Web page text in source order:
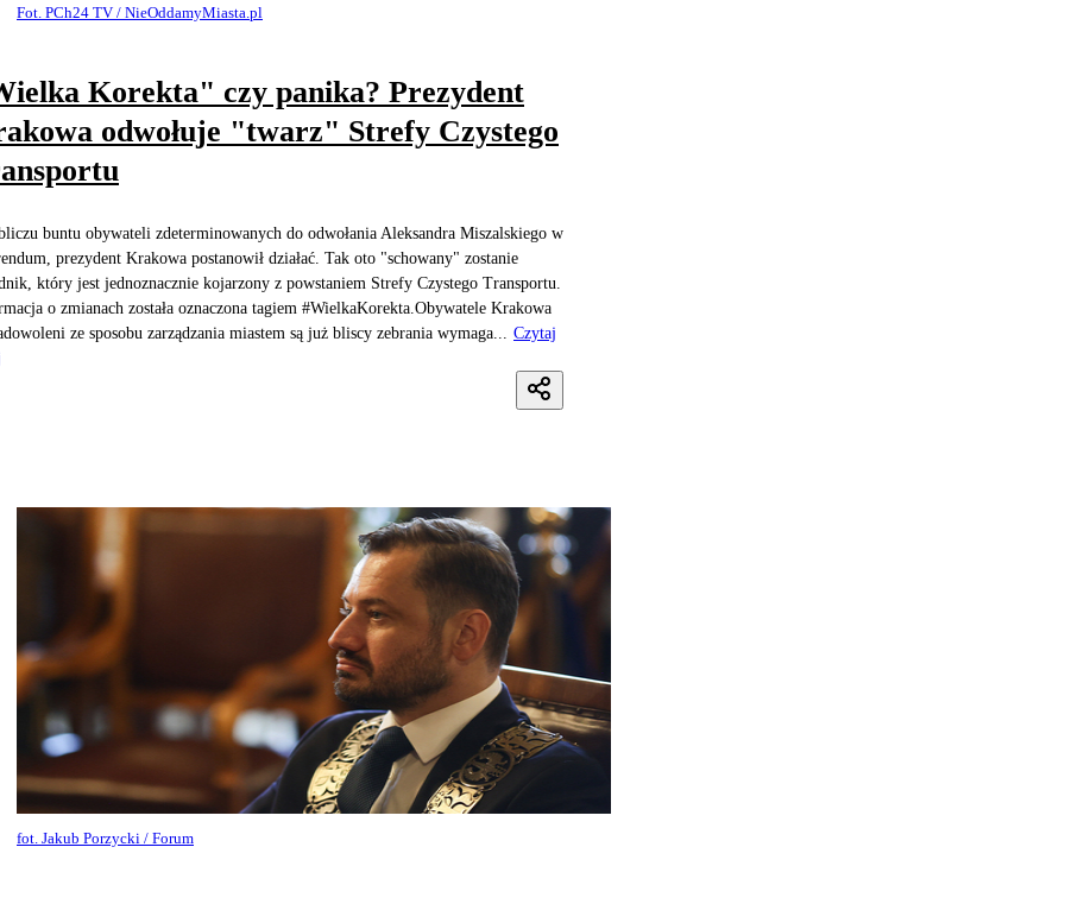
Fot. PCh24 TV / NieOddamyMiasta.pl
Korekta" czy panika? Prezydent
odwołuje "twarz" Strefy Czystego
buntu obywateli zdeterminowanych do odwołania Aleksandra Miszalskiego w
prezydent Krakowa postanowił działać. Tak oto "schowany" zostanie
który jest jednoznacznie kojarzony z powstaniem Strefy Czystego Transportu.
o zmianach została oznaczona tagiem #WielkaKorekta.Obywatele Krakowa
ze sposobu zarządzania miastem są już bliscy zebrania wymaga...
Czytaj
fot. Jakub Porzycki / Forum